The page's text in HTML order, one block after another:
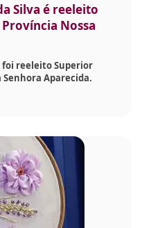
Silva é reeleito
Nossa
foi reeleito Superior
Senhora Aparecida.